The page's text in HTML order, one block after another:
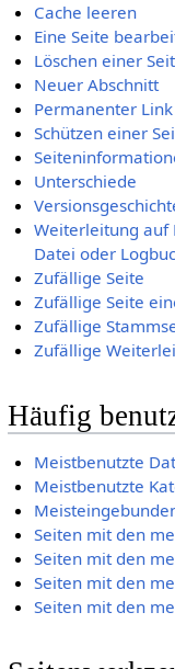
Cache leeren
Eine Seite
Löschen einer
Neuer Abschnitt
Permanenter Link
Schützen einer
Unterschiede
Weiterleitung auf
Datei oder
Zufällige Seite
Zufällige Seite
Zufällige
Zufällige
Häufig
Meistbenutzte
Meistbenutzte
Seiten mit den
Seiten mit den
Seiten mit den
Seiten mit den